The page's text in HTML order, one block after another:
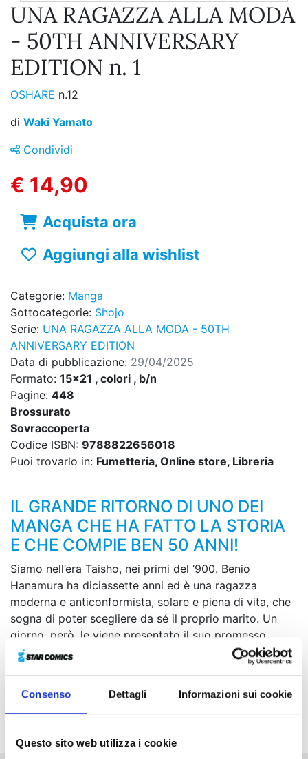
Consenso Dettagli Informazioni sui cookie
Questo sito web utilizza i cookie
UNA RAGAZZA ALLA MODA
- 50TH ANNIVERSARY
EDITION n. 1
OSHARE n.12
di Waki Yamato
Condividi
€ 14,90
Acquista ora
Aggiungi alla wishlist
Categorie: Manga
Sottocategorie: Shojo
Serie: UNA RAGAZZA ALLA MODA - 50TH
ANNIVERSARY EDITION
Data di pubblicazione: 29/04/2025
Formato: 15x21 , colori , b/n
Pagine: 448
Brossurato
Sovraccoperta
Codice ISBN: 9788822656018
Puoi trovarlo in: Fumetteria, Online store, Libreria
IL GRANDE RITORNO DI UNO DEI
MANGA CHE HA FATTO LA STORIA
E CHE COMPIE BEN 50 ANNI!
Siamo nell’era Taisho, nei primi del ‘900. Benio
Hanamura ha diciassette anni ed è una ragazza
moderna e anticonformista, solare e piena di vita, che
sogna di poter scegliere da sé il proprio marito. Un
giorno, però, le viene presentato il suo promesso
sposo, il sottotenente Ijuin... Pur di sfuggire a un
matrimonio senza amore, Benio è pronta a combattere
La nuova edizione del capolavoro che ha fatto la
storia dello shojo manga!